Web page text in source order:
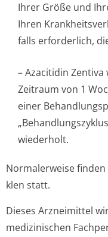
Ihrer Größe und
Ihren
falls erforderlich,
– Azacitidin
Zeitraum von 1
einer
wiederholt.
Normalerweise
klen statt.
Dieses Arzneimittel
medizinischen